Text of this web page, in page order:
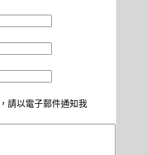
請以電子郵件通知我